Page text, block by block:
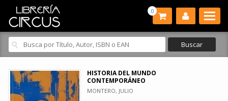
0
HISTORIA DEL MUNDO
CONTEMPORÁNEO
MONTERO, JULIO